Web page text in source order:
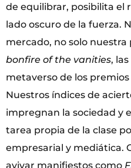
de equilibrar, posibilita el
lado oscuro de la fuerza.
mercado, no solo
bonfire of the vanities,
metaverso de los
Nuestros índices de
impregnan la sociedad y
tarea propia de la clase
empresarial y mediática.
avivar manifiestos como